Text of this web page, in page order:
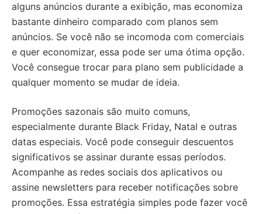
alguns anúncios durante a exibição, mas economiza
bastante dinheiro comparado com planos sem
anúncios. Se você não se incomoda com comerciais
e quer economizar, essa pode ser uma ótima opção.
Você consegue trocar para plano sem publicidade a
qualquer momento se mudar de ideia.
Promoções sazonais são muito comuns,
especialmente durante Black Friday, Natal e outras
datas especiais. Você pode conseguir descuentos
significativos se assinar durante essas períodos.
Acompanhe as redes sociais dos aplicativos ou
assine newsletters para receber notificações sobre
promoções. Essa estratégia simples pode fazer você